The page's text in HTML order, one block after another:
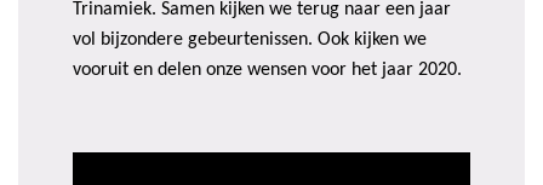
Trinamiek. Samen kijken we terug naar een jaar
vol bijzondere gebeurtenissen. Ook kijken we
vooruit en delen onze wensen voor het jaar 2020.